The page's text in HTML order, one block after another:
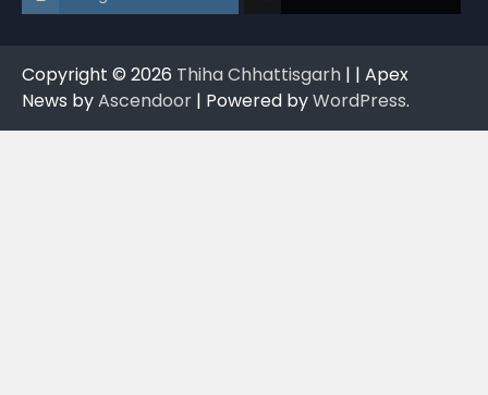
Copyright © 2026 Thiha Chhattisgarh | | Apex
News byAscendoor | Powered byWordPress.